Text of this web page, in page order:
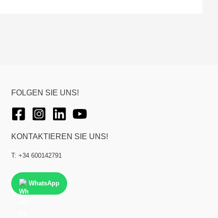
FOLGEN SIE UNS!
KONTAKTIEREN SIE UNS!
T: +34 600142791
WhatsApp